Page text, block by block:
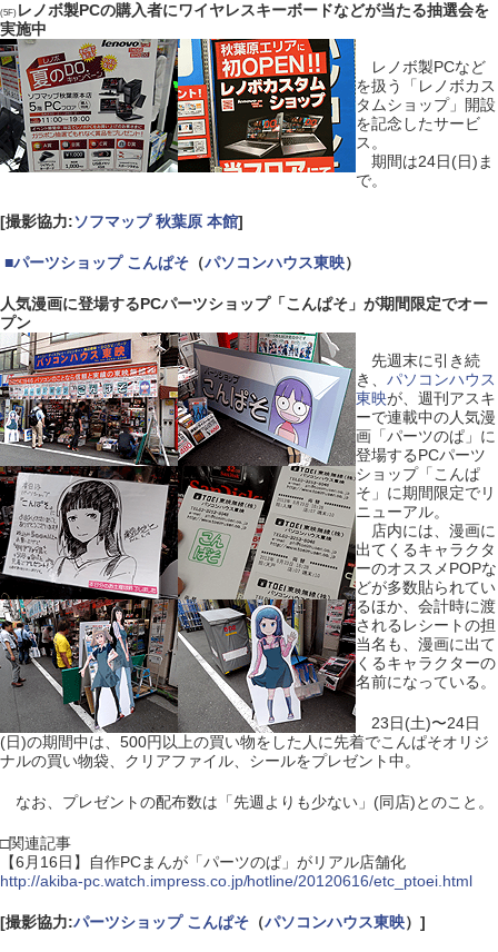
(5F)レノボ製PCの購入者にワイヤレスキーボードなどが当たる抽選会を
実施中
レノボ製PCなど
を扱う「レノボカス
タムショップ」開設
を記念したサービ
ス。
期間は24日(日)ま
で。
[撮影協力:ソフマップ 秋葉原 本館]
■パーツショップ こんぱそ（パソコンハウス東映）
人気漫画に登場するPCパーツショップ「こんぱそ」が期間限定でオー
プン
先週末に引き続
き、 パソコンハウス
東映が、週刊アスキ
ーで連載中の人気漫
画「パーツのぱ」に
登場するPCパーツ
ショップ「こんぱ
そ」に期間限定でリ
ニューアル。
店内には、漫画に
出てくるキャラクタ
ーのオススメPOPな
どが多数貼られてい
るほか、会計時に渡
されるレシートの担
当名も、漫画に出て
くるキャラクターの
名前になっている。
23日(土)〜24日
(日)の期間中は、500円以上の買い物をした人に先着でこんぱそオリジ
ナルの買い物袋、クリアファイル、シールをプレゼント中。
なお、プレゼントの配布数は「先週よりも少ない」(同店)とのこと。
□関連記事
【6月16日】自作PCまんが「パーツのぱ」がリアル店舗化
http://akiba-pc.watch.impress.co.jp/hotline/20120616/etc_ptoei.html
[撮影協力:パーツショップ こんぱそ（パソコンハウス東映）]